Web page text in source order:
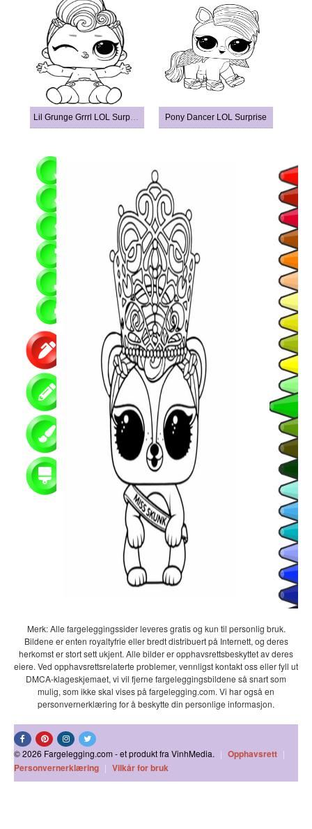
Lil Grunge Grrrl LOL Surprise Doll Pony Dancer LOL Surprise
Merk: Alle fargeleggingssider leveres gratis og kun til personlig bruk.
Bildene er enten royaltyfrie eller bredt distribuert på Internett, og deres
herkomst er stort sett ukjent. Alle bilder er opphavsrettsbeskyttet av deres
eiere. Ved opphavsrettsrelaterte problemer, vennligst kontakt oss eller fyll ut
DMCA-klageskjemaet, vi vil fjerne fargeleggingsbildene så snart som
mulig, som ikke skal vises på fargelegging.com. Vi har også en
personvernerklæring for å beskytte din personlige informasjon.
© 2026 Fargelegging.com - et produkt fra VinhMedia. | Opphavsrett |
Personvernerklæring | Vilkår for bruk